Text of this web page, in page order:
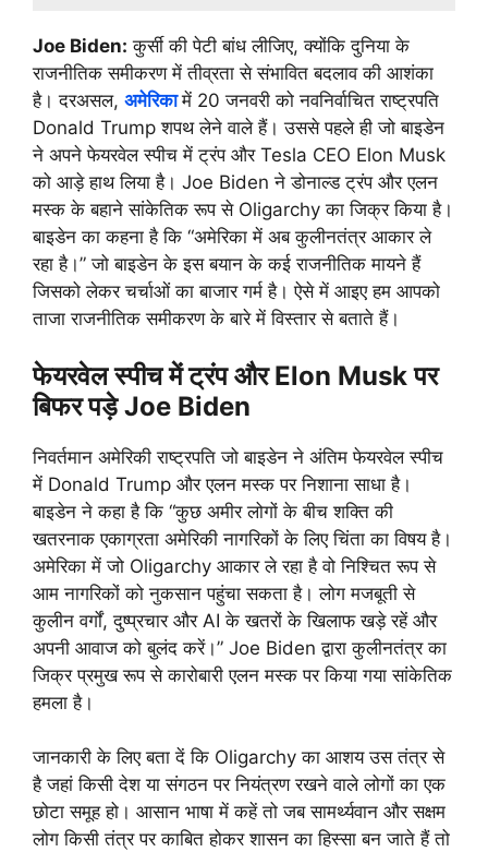
Joe Biden: कुर्सी की पेटी बांध लीजिए, क्योंकि दुनिया के
राजनीतिक समीकरण में तीव्रता से संभावित बदलाव की आशंका
है। दरअसल, अमेरिकामें 20 जनवरी को नवनिर्वाचित राष्ट्रपति
Donald Trump शपथ लेने वाले हैं। उससे पहले ही जो बाइडेन
ने अपने फेयरवेल स्पीच में ट्रंप और Tesla CEO Elon Musk
को आड़े हाथ लिया है। Joe Biden ने डोनाल्ड ट्रंप और एलन
मस्क के बहाने सांकेतिक रूप से Oligarchy का जिक्र किया है।
बाइडेन का कहना है कि “अमेरिका में अब कुलीनतंत्र आकार ले
रहा है।” जो बाइडेन के इस बयान के कई राजनीतिक मायने हैं
जिसको लेकर चर्चाओं का बाजार गर्म है। ऐसे में आइए हम आपको
ताजा राजनीतिक समीकरण के बारे में विस्तार से बताते हैं।
फेयरवेल स्पीच में ट्रंप और Elon Musk पर
बिफर पड़े Joe Biden
निवर्तमान अमेरिकी राष्ट्रपति जो बाइडेन ने अंतिम फेयरवेल स्पीच
में Donald Trump और एलन मस्क पर निशाना साधा है।
बाइडेन ने कहा है कि “कुछ अमीर लोगों के बीच शक्ति की
खतरनाक एकाग्रता अमेरिकी नागरिकों के लिए चिंता का विषय है।
अमेरिका में जो Oligarchy आकार ले रहा है वो निश्चित रूप से
आम नागरिकों को नुकसान पहुंचा सकता है। लोग मजबूती से
कुलीन वर्गों, दुष्प्रचार और AI के खतरों के खिलाफ खड़े रहें और
अपनी आवाज को बुलंद करें।” Joe Biden द्वारा कुलीनतंत्र का
जिक्र प्रमुख रूप से कारोबारी एलन मस्क पर किया गया सांकेतिक
हमला है।
जानकारी के लिए बता दें कि Oligarchy का आशय उस तंत्र से
है जहां किसी देश या संगठन पर नियंत्रण रखने वाले लोगों का एक
छोटा समूह हो। आसान भाषा में कहें तो जब सामर्थ्यवान और सक्षम
लोग किसी तंत्र पर काबित होकर शासन का हिस्सा बन जाते हैं तो